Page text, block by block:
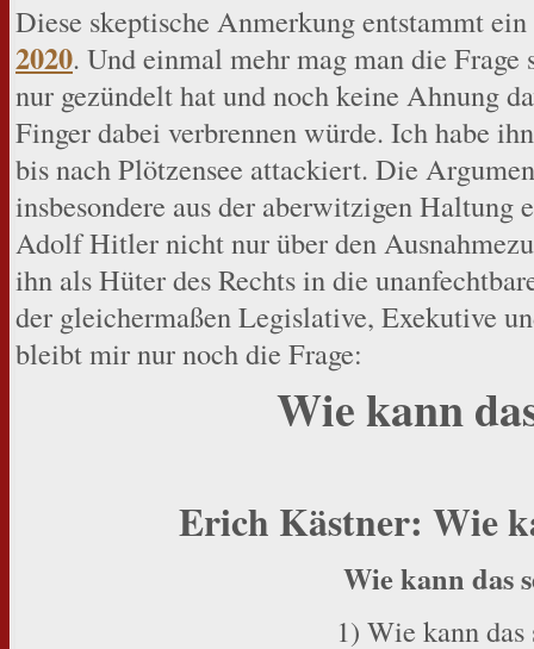
Diese skeptische Anmerkung entstammt ein
2020. Und einmal mehr mag man die
nur gezündelt hat und noch keine Ahnung
Finger dabei verbrennen würde. Ich habe
bis nach Plötzensee attackiert. Die
insbesondere aus der aberwitzigen Haltung
Adolf Hitler nicht nur über den
ihn als Hüter des Rechts in die
der gleichermaßen Legislative, Exekutive
bleibt mir nur noch die Frage:
Wie kann
Erich Kästner: Wie
Wie kann das
1) Wie kann das